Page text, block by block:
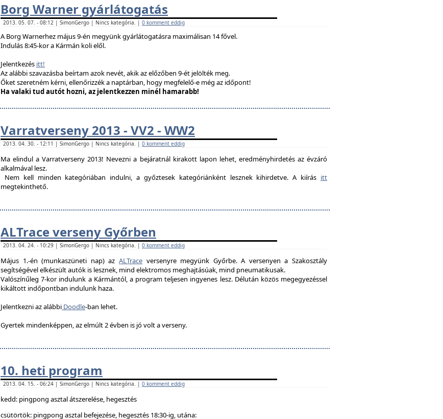
Borg Warner gyárlátogatás
2013. 05. 07. - 08:12 | SimonGergo | Nincs kategória. | 0 komment eddig
A Borg Warnerhez május 9-én megyünk gyárlátogatásra maximálisan 14 fővel.
Indulás 8:45-kor a Kármán koli elől.
Jelentkezés itt!
Az alábbi szavazásba beírtam azok nevét, akik az előzőben 9-ét jelölték meg.
Őket szeretném kérni, ellenőrizzék a naptárban, hogy megfelelő-e még az időpont!
Ha valaki tud autót hozni, az jelentkezzen minél hamarabb!
Varratverseny 2013 - VV2 - WW2
2013. 04. 30. - 12:11 | SimonGergo | Nincs kategória. | 0 komment eddig
Ma elindul a Varratverseny 2013! Nevezni a bejáratnál kirakott lapon lehet, eredményhirdetés az évzáró
alkalmával lesz.
Nem kell minden kategóriában indulni, a győztesek kategóriánként lesznek kihirdetve. A kiírás itt
megtekinthető.
ALTrace verseny Győrben
2013. 04. 24. - 10:29 | SimonGergo | Nincs kategória. | 0 komment eddig
Május 1.-én (munkaszüneti nap) az ALTraceversenyre megyünk Győrbe. A versenyen a Szakosztály
segítségével elkészült autók is lesznek, mind elektromos meghajtásúak, mind pneumatikusak.
Valószínűleg 7-kor indulunk a Kármántól, a program teljesen ingyenes lesz.Délután közös megegyezéssel
kikáltott indőpontban indulunk haza.
Jelentkezni az alábbi Doodle-ban lehet.
Gyertek mindenképpen, az elmúlt 2 évben is jó volt a verseny.
10. heti program
2013. 04. 15. - 06:24 | SimonGergo | Nincs kategória. | 0 komment eddig
kedd: pingpong asztal átszerelése, hegesztés
csütörtök: pingpong asztal befejezése, hegesztés 18:30-ig, utána: